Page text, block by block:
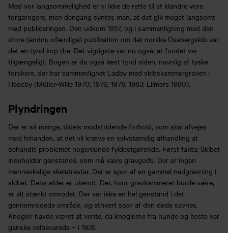
Med vor langsommelighed er vi ikke de rette til at klandre vore
forgængere, men dengang syntes man, at det gik meget langsomt
med publiceringen. Den udkom 1957, og i sammenligning med den
store (endnu ufærdige) publikation om det norske Osebergskib var
det en tynd kop the. Det vigtigste var nu også, at fundet var
tilgængeligt. Bogen er da også læst tynd siden, navnlig af tyske
forskere, der har sammenlignet Ladby med skibskammergraven i
Hedeby (Müller-Wille 1970; 1976; 1978; 1983; Ellmers 1980).
Plyndringen
Der er så mange, tildels modstridende forhold, som skal afvejes
mod hinanden, at det vil kræve en selvstændig afhandling at
behandle problemet nogenlunde fyldestgørende. Først fakta: Skibet
indeholder genstande, som må være gravgods. Der er ingen
menneskelige skeletrester. Der er spor af en gammel nedgravning i
skibet. Dens alder er ukendt. Der, hvor gravkammeret burde være,
er alt stærkt omrodet. Der var ikke en hel genstand i det
gennemrodede område, og ethvert spor af den døde savnes.
Knogler havde været at vente, da knoglerne fra hunde og heste var
ganske velbevarede – i 1935.